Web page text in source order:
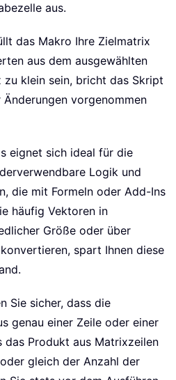
aus.
das Makro Ihre Zielmatrix
aus dem ausgewählten
klein sein, bricht das Skript
vorgenommen
eignet sich ideal für die
Logik und
die mit Formeln oder Add-Ins
häufig Vektoren in
Größe oder über
spart Ihnen diese
Sie sicher, dass die
genau einer Zeile oder einer
das Produkt aus Matrixzeilen
gleich der Anzahl der